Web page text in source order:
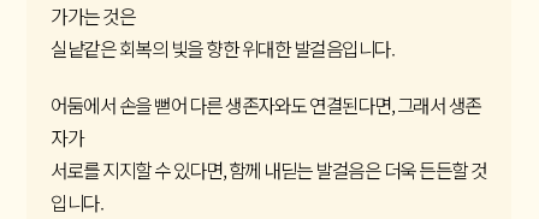
가가는 것은
실낱같은 회복의 빛을 향한 위대한 발걸음입니다.
어둠에서 손을 뻗어 다른 생존자와도 연결된다면, 그래서 생존
자가
서로를 지지할 수 있다면, 함께 내딛는 발걸음은 더욱 든든할 것
입니다.